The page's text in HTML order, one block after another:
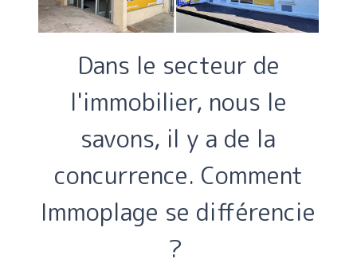
Dans le secteur de
l'immobilier, nous le
savons, il y a de la
concurrence. Comment
Immoplage se différencie
?